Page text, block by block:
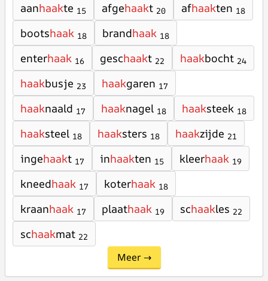
aanhaakte 15 afgehaakt 20 afhaakten 18
bootshaak 18 brandhaak 18
enterhaak 16 geschaakt 22 haakbocht 24
haakbusje 23 haakgaren 17
haaknaald 17 haaknagel 18 haaksteek 18
haaksteel 18 haaksters 18 haakzijde 21
ingehaakt 17 inhaakten 15 kleerhaak 19
kneedhaak 17 koterhaak 18
kraanhaak 17 plaathaak 19 schaakles 22
schaakmat 22
Meer →